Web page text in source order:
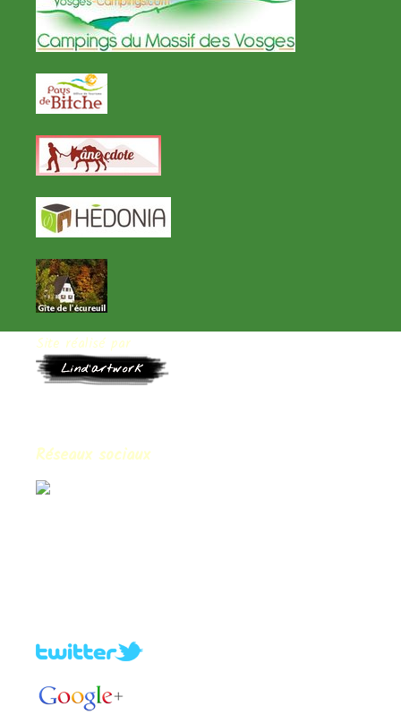
Site réalisé par
Réseaux sociaux